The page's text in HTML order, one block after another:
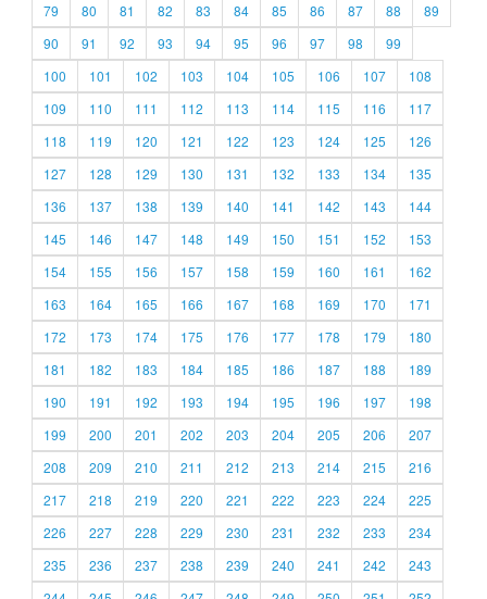
79
80 81 82 83 84 85 86 87 88
89
90
91 92 93 94 95 96 97 98
99
100
101 102 103 104 105 106 107
108
109
110 111 112 113 114 115 116
117
118
119 120 121 122 123 124 125
126
127
128 129 130 131 132 133 134
135
136
137 138 139 140 141 142 143
144
145
146 147 148 149 150 151 152
153
154
155 156 157 158 159 160 161
162
163
164 165 166 167 168 169 170
171
172
173 174 175 176 177 178 179
180
181
182 183 184 185 186 187 188
189
190
191 192 193 194 195 196 197
198
199
200 201 202 203 204 205 206
207
208
209 210 211 212 213 214 215
216
217
218 219 220 221 222 223 224
225
226
227 228 229 230 231 232 233
234
235
236 237 238 239 240 241 242
243